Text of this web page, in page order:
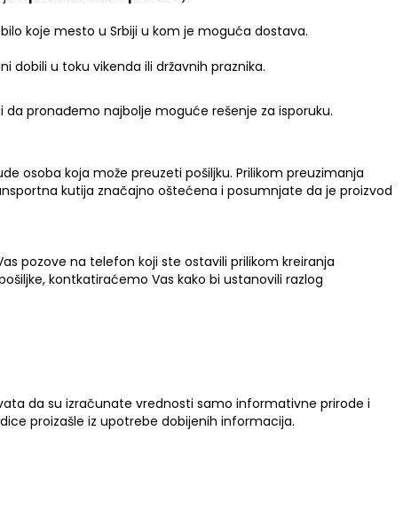
koje mesto u Srbiji u kom je moguća dostava.
dobili u toku vikenda ili državnih praznika.
da pronađemo najbolje moguće rešenje za isporuku.
osoba koja može preuzeti pošiljku. Prilikom preuzimanja
kutija značajno oštećena i posumnjate da je proizvod
pozove na telefon koji ste ostavili prilikom kreiranja
kontkatiraćemo Vas kako bi ustanovili razlog
da su izračunate vrednosti samo informativne prirode i
proizašle iz upotrebe dobijenih informacija.